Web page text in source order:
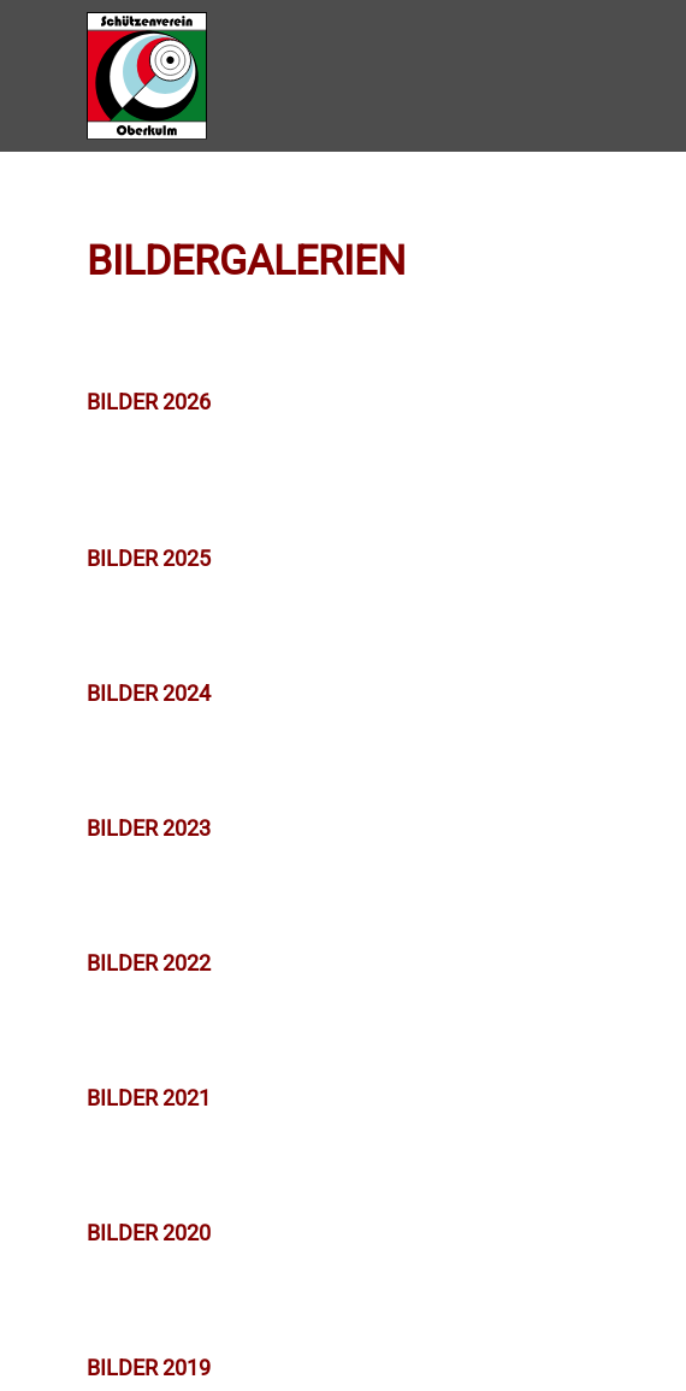
Zum Hauptinhalt springen
BILDERGALERIEN
BILDER 2026
BILDER 2025
BILDER 2024
BILDER 2023
BILDER 2022
BILDER 2021
BILDER 2020
BILDER 2019